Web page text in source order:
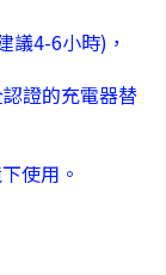
議4-6小時) ，
證的充電器替
使用。